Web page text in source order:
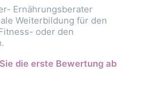
Ernährungsberater
Weiterbildung für den
oder den
die erste Bewertung ab